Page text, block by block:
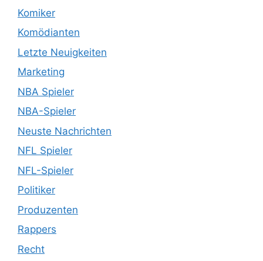
Komiker
Komödianten
Letzte Neuigkeiten
Marketing
NBA Spieler
NBA-Spieler
Neuste Nachrichten
NFL Spieler
NFL-Spieler
Politiker
Produzenten
Rappers
Recht